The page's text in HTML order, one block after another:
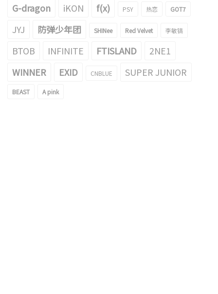
G-dragon iKON f(x) PSY 热恋 GOT7
JYJ 防弹少年团 SHINee Red Velvet 李敏镐
BTOB INFINITE FTISLAND
2NE1
WINNER
EXID CNBLUE SUPER JUNIOR
BEAST A pink